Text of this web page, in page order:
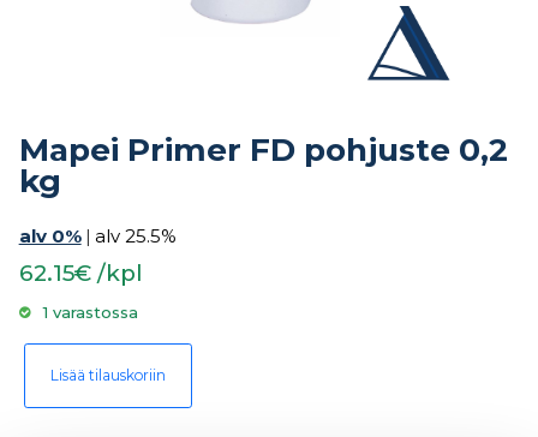
Mapei Primer FD pohjuste 0,2
kg
alv 0% | alv 25.5%
62.15€ /kpl
1 varastossa
Mapei Primer FD pohjuste 0,2 kg määrä
Lisää tilauskoriin